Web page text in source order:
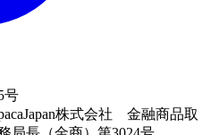
号
株式会社 金融商品取